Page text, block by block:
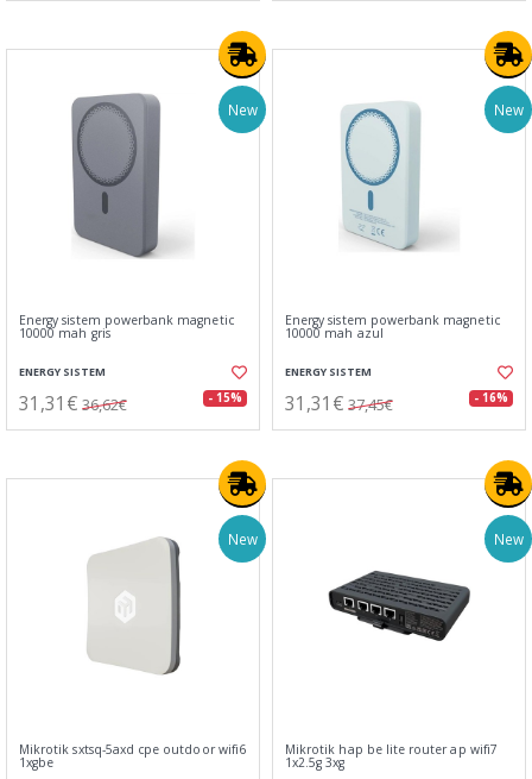
New
Energy sistem powerbank magnetic
10000 mah gris
ENERGY SISTEM
31,31€ 36,62€ - 15%
New
Energy sistem powerbank magnetic
10000 mah azul
ENERGY SISTEM
31,31€ 37,45€ - 16%
New
Mikrotik sxtsq-5axd cpe outdoor wifi6
1xgbe
New
Mikrotik hap be lite router ap wifi7
1x2.5g 3xg